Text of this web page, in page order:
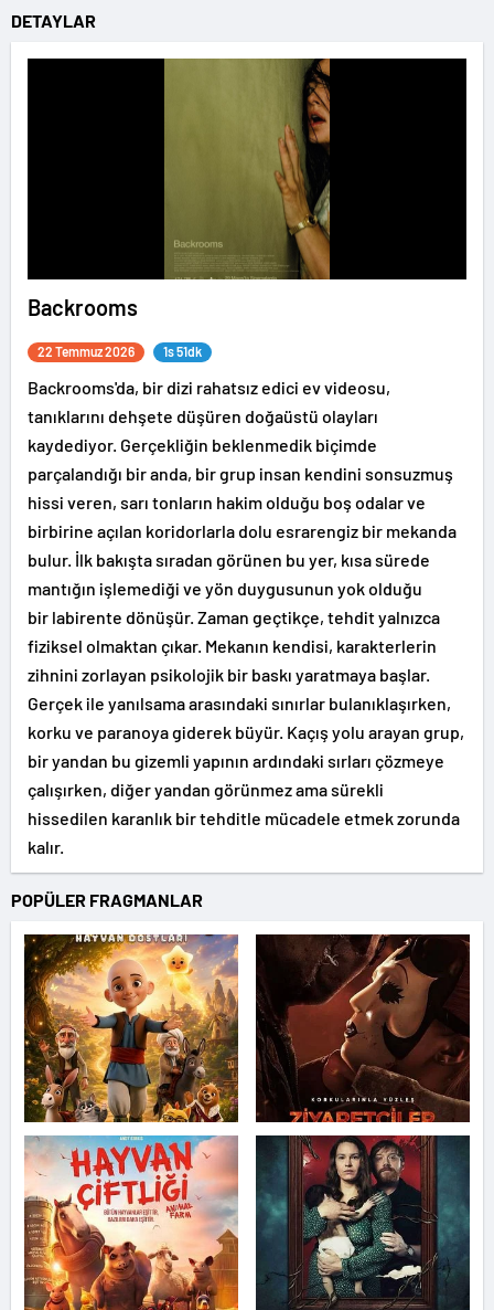
DETAYLAR
Backrooms
22 Temmuz 2026 1s 51dk
Backrooms'da, bir dizi rahatsız edici ev videosu,
tanıklarını dehşete düşüren doğaüstü olayları
kaydediyor. Gerçekliğin beklenmedik biçimde
parçalandığı bir anda, bir grup insan kendini sonsuzmuş
hissi veren, sarı tonların hakim olduğu boş odalar ve
birbirine açılan koridorlarla dolu esrarengiz bir mekanda
bulur. İlk bakışta sıradan görünen bu yer, kısa sürede
mantığın işlemediği ve yön duygusunun yok olduğu
bir labirente dönüşür. Zaman geçtikçe, tehdit yalnızca
fiziksel olmaktan çıkar. Mekanın kendisi, karakterlerin
zihnini zorlayan psikolojik bir baskı yaratmaya başlar.
Gerçek ile yanılsama arasındaki sınırlar bulanıklaşırken,
korku ve paranoya giderek büyür. Kaçış yolu arayan grup,
bir yandan bu gizemli yapının ardındaki sırları çözmeye
çalışırken, diğer yandan görünmez ama sürekli
hissedilen karanlık bir tehditle mücadele etmek zorunda
kalır.
POPÜLER FRAGMANLAR